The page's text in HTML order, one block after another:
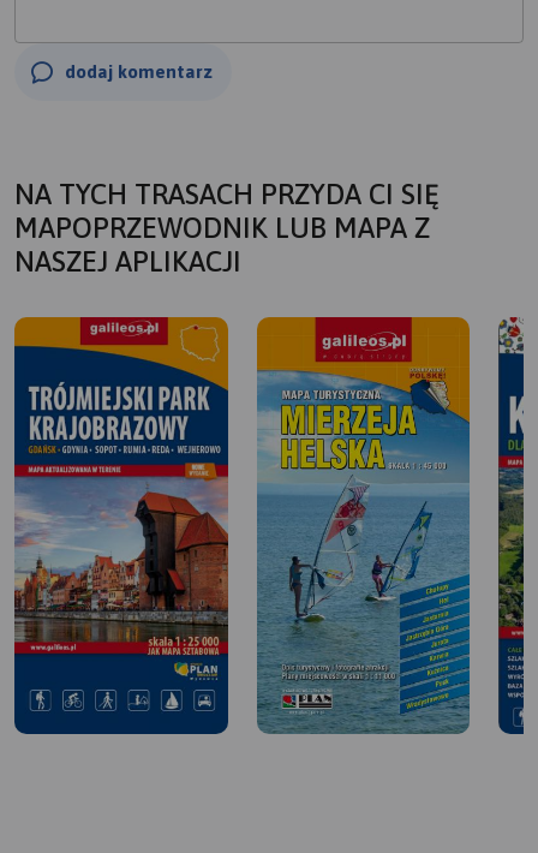
dodaj komentarz
NA TYCH TRASACH PRZYDA CI SIĘ
MAPOPRZEWODNIK LUB MAPA Z
NASZEJ APLIKACJI